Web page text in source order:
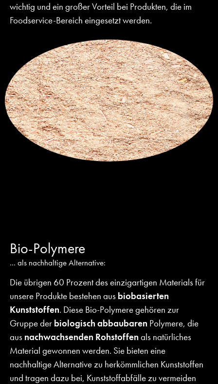
wichtig und ein großer Vorteil bei Produkten, die im
Foodservice-Bereich eingesetzt werden.
Bio-Polymere
... als nachhaltige Alternative:
Die übrigen 60 Prozent des einzigartigen Materials für
unsere Produkte bestehen aus biobasierten
Kunststoffen. Diese Bio-Polymere gehören zur
Gruppe der biologisch abbaubaren Polymere, die
aus nachwachsenden Rohstoffen als natürliches
Material gewonnen werden. Sie bieten eine
nachhaltige Alternative zu herkömmlichen Kunststoffen
und tragen dazu bei, Kunststoffabfälle zu vermeiden